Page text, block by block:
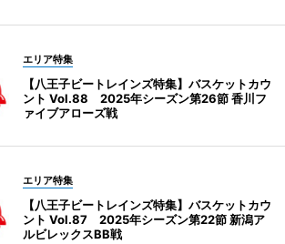
エリア特集
【八王子ビートレインズ特集】バスケットカウ
ント Vol.88 2025年シーズン第26節 香川フ
ァイブアローズ戦
エリア特集
【八王子ビートレインズ特集】バスケットカウ
ント Vol.87 2025年シーズン第22節 新潟ア
ルビレックスBB戦